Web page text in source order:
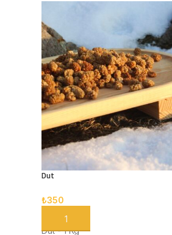
Dut
₺350
SEPETE EKLE
Dut - 1 Kg